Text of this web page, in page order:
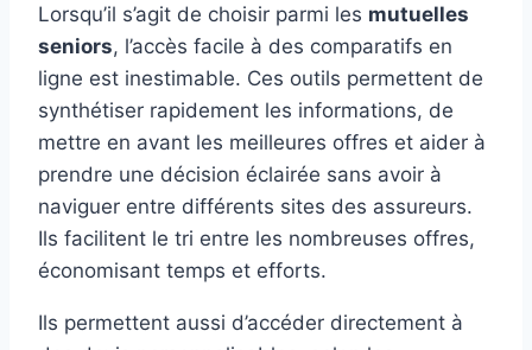
Lorsqu’il s’agit de choisir parmi les mutuelles
seniors, l’accès facile à des comparatifs en
ligne est inestimable. Ces outils permettent de
synthétiser rapidement les informations, de
mettre en avant les meilleures offres et aider à
prendre une décision éclairée sans avoir à
naviguer entre différents sites des assureurs.
Ils facilitent le tri entre les nombreuses offres,
économisant temps et efforts.
Ils permettent aussi d’accéder directement à